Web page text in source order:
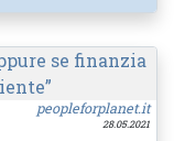
peopleforplanet.it
28.05.2021